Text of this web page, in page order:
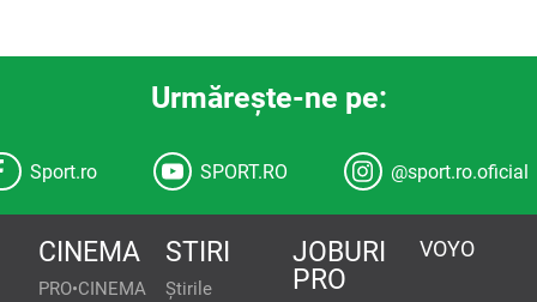
Urmăreşte-ne pe:
Sport.ro SPORT.RO @sport.ro.oficial
CINEMA
PRO•CINEMA
STIRI
Știrile
JOBURI
PRO
VOYO